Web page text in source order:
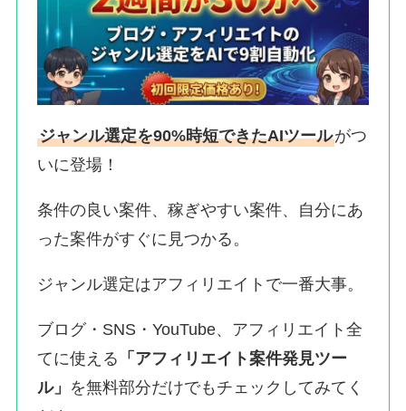
ジャンル選定を90%時短できたAIツールがつ
いに登場！
条件の良い案件、稼ぎやすい案件、自分にあ
った案件がすぐに見つかる。
ジャンル選定はアフィリエイトで一番大事。
ブログ・SNS・YouTube、アフィリエイト全
てに使える 「アフィリエイト案件発見ツー
ル」 を無料部分だけでもチェックしてみてく